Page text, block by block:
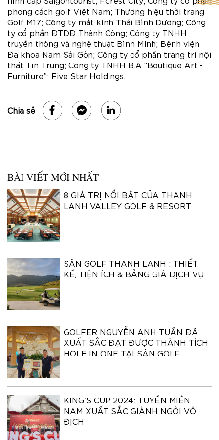
phong cách golf Việt Nam; Thương hiệu thời trang
Golf M17; Công ty mắt kính Thái Bình Dương; Công
ty cổ phần ĐTDĐ Thành Công; Công ty TNHH
truyền thông và nghệ thuật Bình Minh; Bệnh viện
Đa khoa Nam Sài Gòn; Công ty cổ phần trang trí nội
thất Tín Trung; Công ty TNHH B.A “Boutique Art -
Furniture”; Five Star Holdings.
Chia sẻ
BÀI VIẾT MỚI NHẤT
8 GIÁ TRỊ NỔI BẬT CỦA THANH
LANH VALLEY GOLF & RESORT
SÂN GOLF THANH LANH : THIẾT
KẾ, TIỆN ÍCH & BẢNG GIÁ DỊCH VỤ
GOLFER NGUYỄN ANH TUẤN ĐÃ
XUẤT SẮC ĐẠT ĐƯỢC THÀNH TÍCH
HOLE IN ONE TẠI SÂN GOLF
KING'S CUP 2024: TUYỂN MIỀN
NAM XUẤT SẮC GIÀNH NGÔI VÔ
ĐỊCH